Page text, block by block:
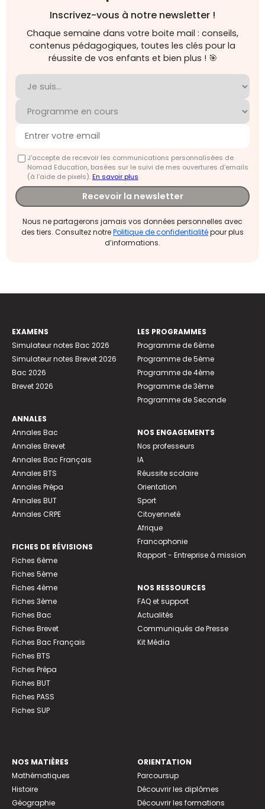
Inscrivez-vous à notre newsletter !
Chaque semaine dans votre boite mail : conseils,
contenus pédagogiques, toutes les clés pour la
réussite de vos enfants et bien plus ! 🎯
J'accepte de recevoir les communications personnalisées de
Nomad Education, basées sur le suivi de mes ouvertures d'emails
(à l’aide de pixels).En savoir plus
Recevoir la newsletter
Nous ne partagerons jamais vos données personnelles avec
des tiers. Consultez notrePolitique de confidentialitépour plus
d’informations.
EXAMENS
Simulateur notes Bac 2026
Simulateur notes Brevet 2026
Bac 2026
Brevet 2026
ANNALES
Annales Bac
Annales Brevet
Annales Bac Français
Annales BTS
Annales Prépa
Annales BUT
Annales CRPE
FICHES DE RÉVISIONS
Fiches 6ème
Fiches 5ème
Fiches 4ème
Fiches 3ème
Fiches Bac
Fiches Brevet
Fiches Bac Français
Fiches BTS
Fiches Prépa
Fiches BUT
Fiches PASS
Fiches SUP
LES PROGRAMMES
Programme de 6ème
Programme de 5ème
Programme de 4ème
Programme de 3ème
Programme de Seconde
NOS ENGAGEMENTS
Nos professeurs
IA
Réussite scolaire
Orientation
Sport
Citoyenneté
Afrique
Francophonie
Rapport - Entreprise à mission
NOS RESSOURCES
FAQ et support
Actualités
Communiqués de Presse
Kit Média
NOS MATIÈRES
Mathématiques
Histoire
Géographie
ORIENTATION
Parcoursup
Découvrir les diplômes
Découvrir les formations